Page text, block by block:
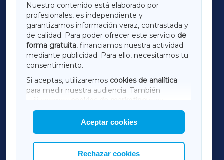
Nuestro contenido está elaborado por
profesionales, es independiente y
garantizamos información veraz, contrastada y
de calidad. Para poder ofrecer este servicio de
forma gratuita, financiamos nuestra actividad
mediante publicidad. Para ello, necesitamos tu
consentimiento.
Si aceptas, utilizaremos cookies de analítica
para medir nuestra audiencia. También
utilizaremos
cookies de marketing
mostrar publicidad de terceros.
Asimismo, puedes personalizar la elección de
las cookies que deseas permitir.
Aceptar cookies
Rechazar cookies
LUGOXA
TERRACHAXA
AMARIÑAXA
RIBEIRASACRAXA
ACORUÑAXA